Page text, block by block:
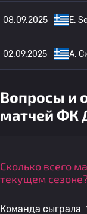
08.09.2025 E.
02.09.2025 A.
Вопросы и
матчей ФК
Сколько всего
текущем
Команда сыграла